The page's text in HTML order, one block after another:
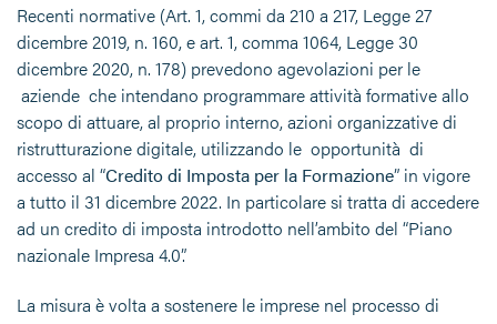
Recenti normative (Art. 1, commi da 210 a 217, Legge 27
dicembre 2019, n. 160, e art. 1, comma 1064, Legge 30
dicembre 2020, n. 178) prevedono agevolazioni per le
aziende che intendano programmare attività formative allo
scopo di attuare, al proprio interno, azioni organizzative di
ristrutturazione digitale, utilizzando le opportunità di
accesso al “Credito di Imposta per la Formazione” in vigore
a tutto il 31 dicembre 2022. In particolare si tratta di accedere
ad un credito di imposta introdotto nell’ambito del “Piano
nazionale Impresa 4.0”.
La misura è volta a sostenere le imprese nel processo di